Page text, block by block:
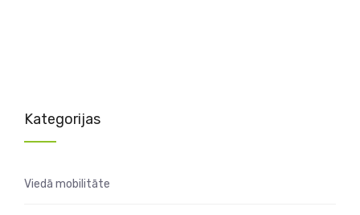
Kategorijas
Viedā mobilitāte